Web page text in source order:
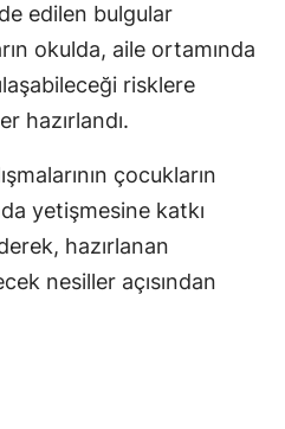
edilen bulgular
okulda, aile ortamında
risklere
hazırlandı.
çocukların
yetişmesine katkı
hazırlanan
nesiller açısından